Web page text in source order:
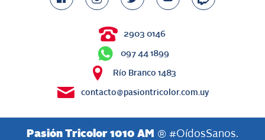
2903 0146
097 44 1899
Río Branco 1483
contacto@pasiontricolor.com.uy
Pasión Tricolor 1010 AM ® #OídosSanos.